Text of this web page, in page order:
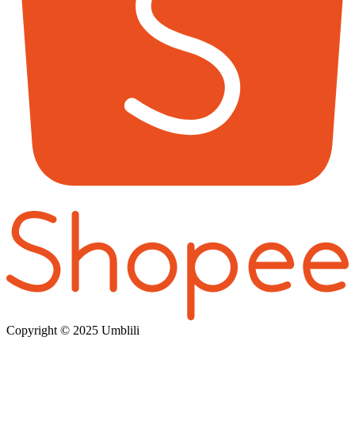
Copyright © 2025 Umblili